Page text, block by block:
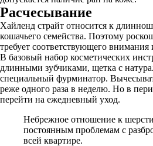
Расчесывание
Хайленд страйт относится к
кошачьего семейства. Поэтому
требует соответствующего внимания
В базовый набор косметических
длинными зубчиками, щетка с
специальный фурминатор.
реже одного раза в неделю. Но в
перейти на ежедневный уход.
Небрежное отношение к
постоянным проблемам с
всей квартире.